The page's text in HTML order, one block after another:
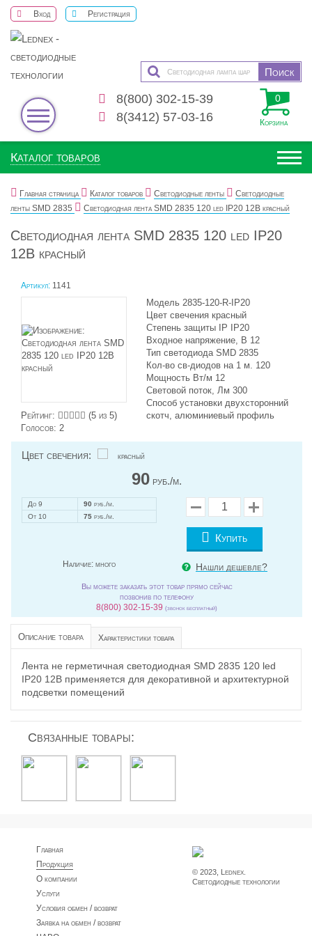
Вход Регистрация
8(800) 302-15-39
8(3412) 57-03-16
0
Корзина
Каталог товаров
Главная страница Каталог товаров Светодиодные ленты
Светодиодные
ленты SMD 2835
Светодиодная лента SMD 2835 120 led IP20 12В красный
Светодиодная лента SMD 2835 120 led IP20
12В красный
Артикул: 1141
Рейтинг: (5 из 5)
Голосов: 2
Модель 2835-120-R-IP20
Цвет свечения красный
Степень защиты IP IP20
Входное напряжение, В 12
Тип светодиода SMD 2835
Кол-во св-диодов на 1 м. 120
Мощность Вт/м 12
Световой поток, Лм 300
Способ установки двухсторонний
скотч, алюминиевый профиль
Цвет свечения: красный
90 руб./м.
До 9 90 руб./м.
От 10
75 руб./м.
Купить
Наличие: много Нашли дешевле?
Вы можете заказать этот товар прямо сейчас
позвонив по телефону
8(800) 302-15-39 (звонок бесплатный)
Описание товара Характеристики товара
Лента не герметичная светодиодная SMD 2835 120 led
IP20 12В применяется для декоративной и архитектурной
подсветки помещений
Связанные товары:
© 2023, Lednex.
Светодиодные технологии
Главная
Продукция
О компании
Услуги
Условия обмен / возврат
Заявка на обмен / возврат